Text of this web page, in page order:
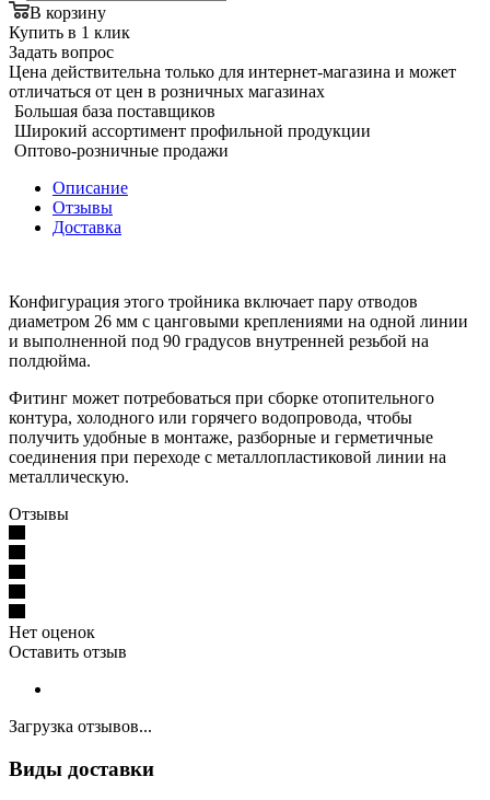
В корзину
Купить в 1 клик
Задать вопрос
Цена действительна только для интернет-магазина и может
отличаться от цен в розничных магазинах
Большая база поставщиков
Широкий ассортимент профильной продукции
Оптово-розничные продажи
Описание
Отзывы
Доставка
Конфигурация этого тройника включает пару отводов
диаметром 26 мм с цанговыми креплениями на одной линии
и выполненной под 90 градусов внутренней резьбой на
полдюйма.
Фитинг может потребоваться при сборке отопительного
контура, холодного или горячего водопровода, чтобы
получить удобные в монтаже, разборные и герметичные
соединения при переходе с металлопластиковой линии на
металлическую.
Отзывы
Нет оценок
Оставить отзыв
Загрузка отзывов...
Виды доставки